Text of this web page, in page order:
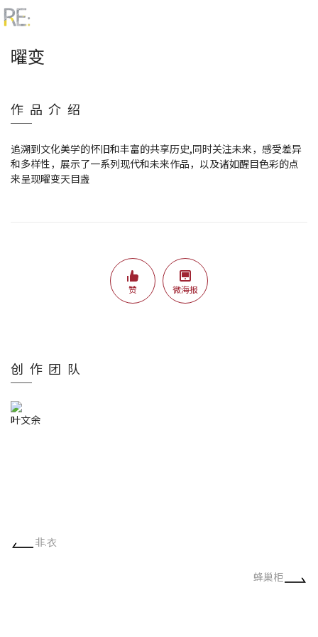
曜变
作品介绍
追溯到文化美学的怀旧和丰富的共享历史,同时关注未来，感受差异
和多样性，展示了一系列现代和未来作品，以及诸如醒目色彩的点
来呈现曜变天目盏
赞 微海报
创作团队
叶文余
非.衣
蜂巢柜